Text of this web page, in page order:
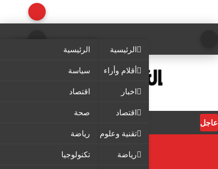
الرئيسية
أقلام وأراء
اخبار
اقتصاد
تقنية وعلوم
رياضة
الرئيسية
سياسة
اقتصاد
صحة
رياضة
تكنولوجيا
عاجل